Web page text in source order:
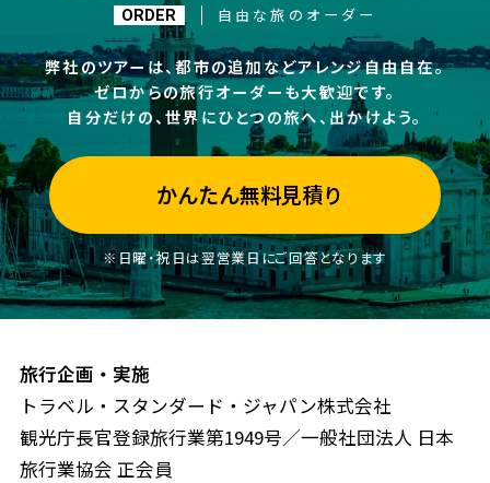
ORDER 自由な旅のオーダー
弊社のツアーは、都市の追加などアレンジ自由自在。
ゼロからの旅行オーダーも大歓迎です。
自分だけの、世界にひとつの旅へ、出かけよう。
かんたん無料見積り
※日曜・祝日は翌営業日にご回答となります
旅行企画・実施
トラベル・スタンダード・ジャパン株式会社
観光庁長官登録旅行業第1949号／一般社団法人 日本
旅行業協会 正会員